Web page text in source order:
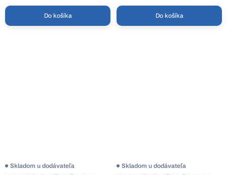
Do košíka Do košíka
Skladom u dodávateľa Skladom u dodávateľa